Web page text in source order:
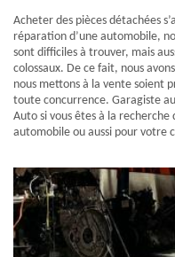
Acheter des pièces détachées
réparation d’une automobile,
sont difficiles à trouver, mais
colossaux. De ce fait, nous
nous mettons à la vente soient
toute concurrence. Garagiste
Auto si vous êtes à la
automobile ou aussi pour votre